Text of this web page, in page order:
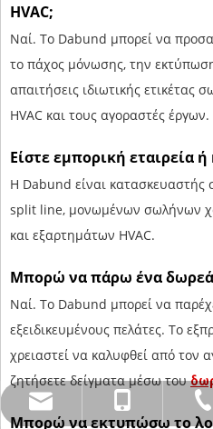
HVAC;
Ναί. Το Dabund μπορεί να
το πάχος μόνωσης, την
απαιτήσεις ιδιωτικής ετικέτας
HVAC και τους αγοραστές έργων.
Είστε εμπορική εταιρεία
Η Dabund είναι κατασκευαστής
split line, μονωμένων σωλήνων
και εξαρτημάτων HVAC.
Μπορώ να πάρω ένα
Ναί. Το Dabund μπορεί να
εξειδικευμένους πελάτες. Το
χρειαστεί να καλυφθεί από τον
ζητήσετε δείγματα μέσω του
Μπορώ να εκτυπώσω το
86-
86-